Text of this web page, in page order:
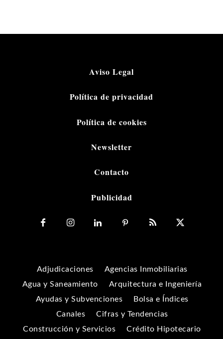
Aviso Legal
Política de privacidad
Política de cookies
Newsletter
Contacto
Publicidad
Adjudicaciones
Agencias Inmobiliarias
Agua y Saneamiento
Arquitectura e Ingeniería
Ayudas y Subvenciones
Bolsa e Índices
Canales
Cifras y Tendencias
Construcción y Servicios
Crédito Hipotecario